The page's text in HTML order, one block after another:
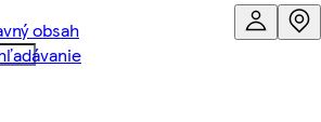
obsah